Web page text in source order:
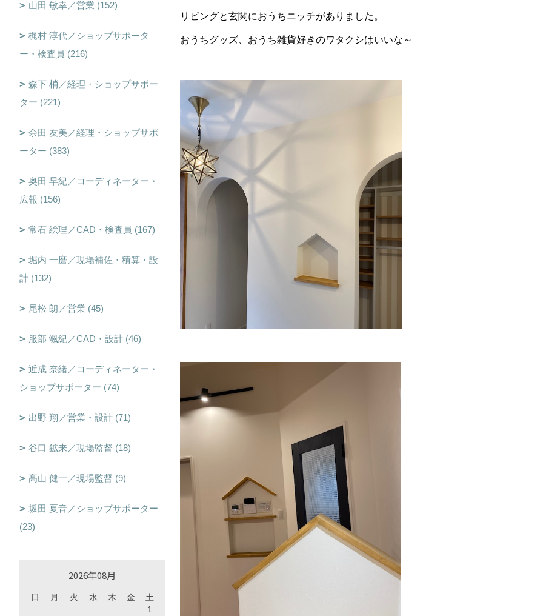
リビングと玄関におうちニッチがありました。
おうちグッズ、おうち雑貨好きのワタクシはいいな～
山田 敏幸／営業 (152)
梶村 淳代／ショップサポータ
ー・検査員 (216)
森下 梢／経理・ショップサポー
ター (221)
余田 友美／経理・ショップサポ
ーター (383)
奥田 早紀／コーディネーター・
広報 (156)
常石 絵理／CAD・検査員 (167)
堀内 一磨／現場補佐・積算・設
計 (132)
尾松 朗／営業 (45)
服部 颯紀／CAD・設計 (46)
近成 奈緒／コーディネーター・
ショップサポーター (74)
出野 翔／営業・設計 (71)
谷口 鉱来／現場監督 (18)
髙山 健一／現場監督 (9)
坂田 夏音／ショップサポーター
(23)
2026年08月
日 月 火 水 木 金
土
1